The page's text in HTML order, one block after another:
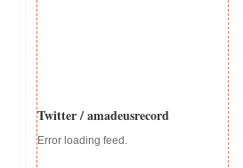
Twitter / amadeusrecord
Error loading feed.